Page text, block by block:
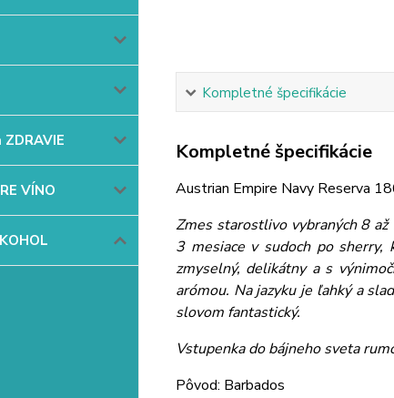
ZDRAVIE
VÍNO
Kompletné špecifikácie
Kompletné špecifikácie
Austrian Empire Navy Reserva
Zmes starostlivo vybraných 8
3 mesiace v sudoch po
zmyselný, delikátny a s
arómou. Na jazyku je ľahký a
slovom fantastický.
Vstupenka do bájneho sveta
Pôvod: Barbados